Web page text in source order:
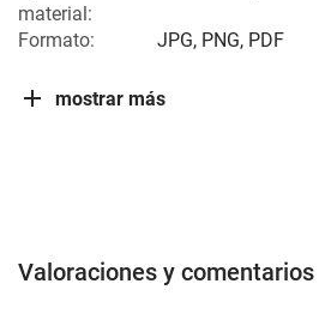
material:
Formato: JPG, PNG, PDF
mostrar más
Valoraciones y comentarios